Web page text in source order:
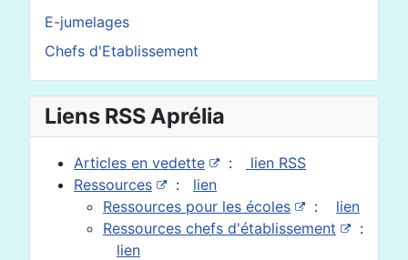
E-jumelages
Chefs d'Etablissement
Liens RSS Aprélia
Articles en vedette :
lien RSS
Ressources
: lien
Ressources pour les écoles
: lien
Ressources chefs d'établissement
:
lien